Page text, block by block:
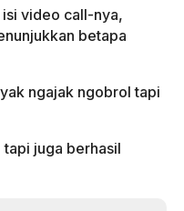
video call-nya,
betapa
ngajak ngobrol tapi
juga berhasil